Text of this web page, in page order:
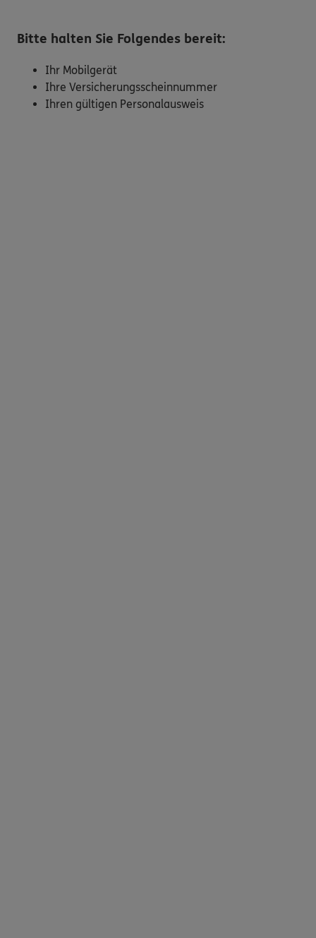
Bitte halten Sie Folgendes bereit:
Ihr Mobilgerät
Ihre Versicherungsscheinnummer
Ihren gültigen Personalausweis